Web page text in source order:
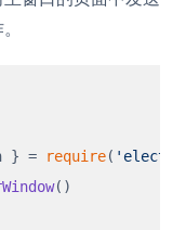
} = require(
()